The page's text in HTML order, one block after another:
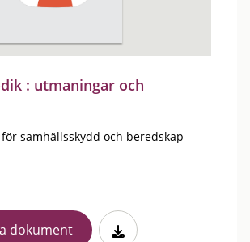
: utmaningar och
samhällsskydd och beredskap
dokument